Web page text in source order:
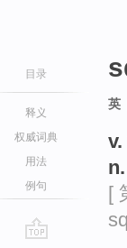
目录
释义
权威词典
用法
例句
英
[